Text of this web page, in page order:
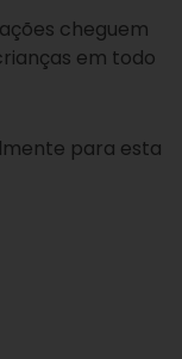
cheguem
em todo
para esta